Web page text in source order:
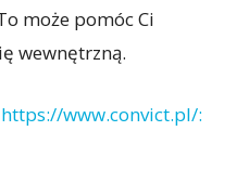
może pomóc Ci
wewnętrzną.
www.convict.pl/: